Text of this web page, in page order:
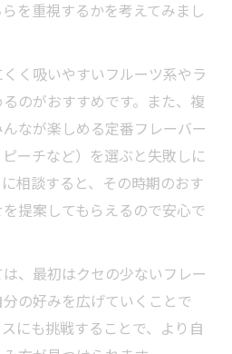
を重視するかを考えてみまし
く吸いやすいフルーツ系やラ
のがおすすめです。また、複
なが楽しめる定番フレーバー
ピーチなど）を選ぶと失敗しに
相談すると、その時期のおす
提案してもらえるので安心で
、最初はクセの少ないフレー
の好みを広げていくことで
にも挑戦することで、より自